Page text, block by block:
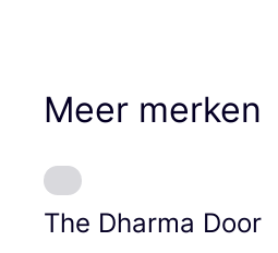
Meer merken
The Dharma Door